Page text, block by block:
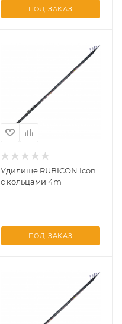
ПОД ЗАКАЗ
Удилище RUBICON Icon
с кольцами 4m
ПОД ЗАКАЗ